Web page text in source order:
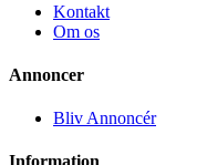
Kontakt
Om os
Annoncer
Bliv Annoncér